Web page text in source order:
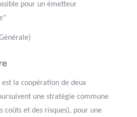
pour un émetteur
la coopération de deux
une stratégie commune
coûts et des risques), pour une